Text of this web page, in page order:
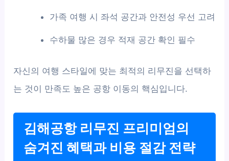
가족 여행 시 좌석 공간과 안전성 우선 고려
수하물 많은 경우 적재 공간 확인 필수
자신의 여행 스타일에 맞는 최적의 리무진을 선택하
는 것이 만족도 높은 공항 이동의 핵심입니다.
김해공항 리무진 프리미엄의
숨겨진 혜택과 비용 절감 전략